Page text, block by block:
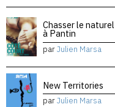
Chasser le naturel
à Pantin
parJulien Marsa
New Territories
parJulien Marsa